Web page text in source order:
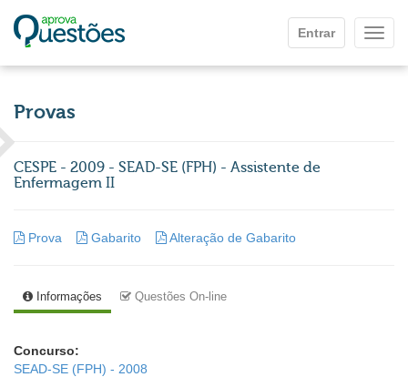
Entrar
Provas
CESPE - 2009 - SEAD-SE (FPH) - Assistente de
Enfermagem II
Prova Gabarito Alteração de Gabarito
Informações Questões On-line
Concurso:
SEAD-SE (FPH) - 2008